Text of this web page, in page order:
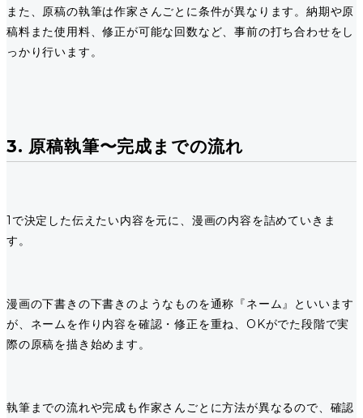
また、原稿の執筆は作家さんごとに条件が異なります。納期や原
稿料また使用料、修正が可能な回数など、事前の打ち合わせをし
っかり行います。
3. 原稿執筆〜完成までの流れ
1で決定した伝えたい内容を元に、漫画の内容を詰めていきま
す。
漫画の下書きの下書きのようなものを通称『ネーム』といいます
が、ネームを作り内容を確認・修正を重ね、OKがでた段階で実
際の原稿を描き始めます。
執筆までの流れや完成も作家さんごとに方法が異なるので、確認